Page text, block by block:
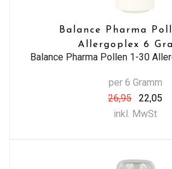
Balance Pharma
Allergoplex 6
Balance Pharma Pollen 1-30
per 6 Gramm
26,95
22,05
inkl. MwSt